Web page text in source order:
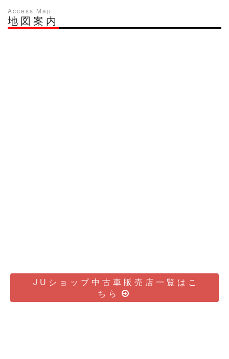
Access Map
地図案内
JUショップ中古車販売店一覧はこ
ちら